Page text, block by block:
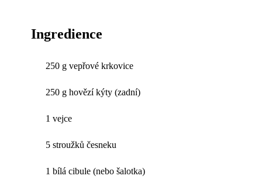
Ingredience
250 g vepřové krkovice
250 g hovězí kýty (zadní)
1 vejce
5 stroužků česneku
1 bílá cibule (nebo šalotka)